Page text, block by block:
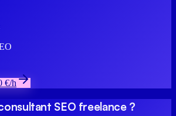
€/h
SEO freelance ?